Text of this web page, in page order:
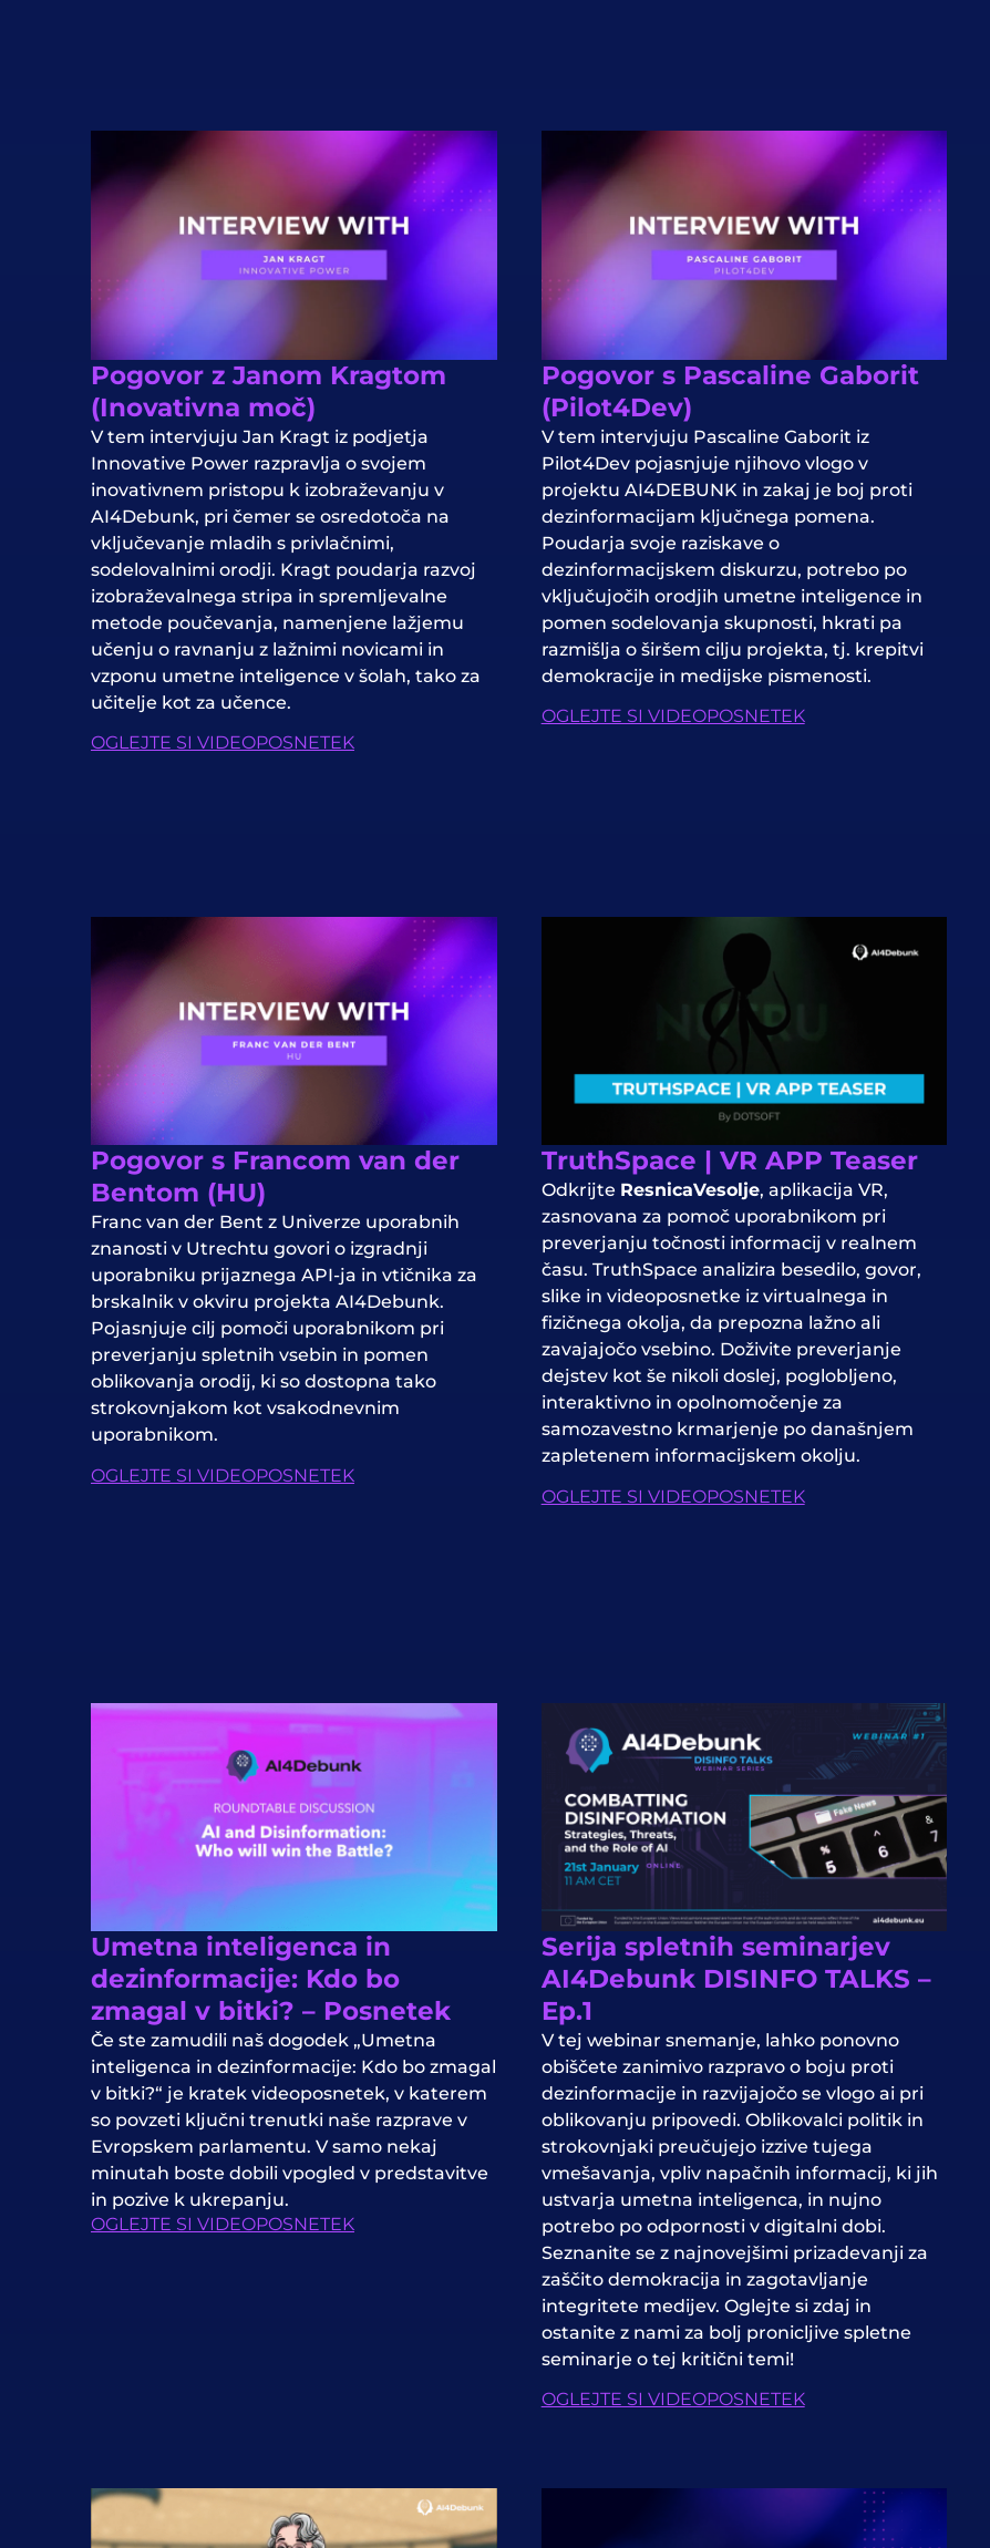
Pogovor z Janom Kragtom
(Inovativna moč)
V tem intervjuju Jan Kragt iz podjetja
Innovative Power razpravlja o svojem
inovativnem pristopu k izobraževanju v
AI4Debunk, pri čemer se osredotoča na
vključevanje mladih s privlačnimi,
sodelovalnimi orodji. Kragt poudarja razvoj
izobraževalnega stripa in spremljevalne
metode poučevanja, namenjene lažjemu
učenju o ravnanju z lažnimi novicami in
vzponu umetne inteligence v šolah, tako za
učitelje kot za učence.
OGLEJTE SI VIDEOPOSNETEK
Pogovor s Pascaline Gaborit
(Pilot4Dev)
V tem intervjuju Pascaline Gaborit iz
Pilot4Dev pojasnjuje njihovo vlogo v
projektu AI4DEBUNK in zakaj je boj proti
dezinformacijam ključnega pomena.
Poudarja svoje raziskave o
dezinformacijskem diskurzu, potrebo po
vključujočih orodjih umetne inteligence in
pomen sodelovanja skupnosti, hkrati pa
razmišlja o širšem cilju projekta, tj. krepitvi
demokracije in medijske pismenosti.
OGLEJTE SI VIDEOPOSNETEK
Pogovor s Francom van der
Bentom (HU)
Franc van der Bent z Univerze uporabnih
znanosti v Utrechtu govori o izgradnji
uporabniku prijaznega API-ja in vtičnika za
brskalnik v okviru projekta AI4Debunk.
Pojasnjuje cilj pomoči uporabnikom pri
preverjanju spletnih vsebin in pomen
oblikovanja orodij, ki so dostopna tako
strokovnjakom kot vsakodnevnim
uporabnikom.
OGLEJTE SI VIDEOPOSNETEK
TruthSpace | VR APP Teaser
Odkrijte ResnicaVesolje, aplikacija VR,
zasnovana za pomoč uporabnikom pri
preverjanju točnosti informacij v realnem
času. TruthSpace analizira besedilo, govor,
slike in videoposnetke iz virtualnega in
fizičnega okolja, da prepozna lažno ali
zavajajočo vsebino. Doživite preverjanje
dejstev kot še nikoli doslej, poglobljeno,
interaktivno in opolnomočenje za
samozavestno krmarjenje po današnjem
zapletenem informacijskem okolju.
OGLEJTE SI VIDEOPOSNETEK
Umetna inteligenca in
dezinformacije: Kdo bo
zmagal v bitki? – Posnetek
Če ste zamudili naš dogodek „Umetna
inteligenca in dezinformacije: Kdo bo zmagal
v bitki?“ je kratek videoposnetek, v katerem
so povzeti ključni trenutki naše razprave v
Evropskem parlamentu. V samo nekaj
minutah boste dobili vpogled v predstavitve
in pozive k ukrepanju.
OGLEJTE SI VIDEOPOSNETEK
Serija spletnih seminarjev
AI4Debunk DISINFO TALKS –
Ep.1
V tej webinar snemanje, lahko ponovno
obiščete zanimivo razpravo o boju proti
dezinformacije in razvijajočo se vlogo aipri
oblikovanju pripovedi. Oblikovalci politik in
strokovnjaki preučujejo izzive tujega
vmešavanja, vpliv napačnih informacij, ki jih
ustvarja umetna inteligenca, in nujno
potrebo po odpornosti v digitalni dobi.
Seznanite se z najnovejšimi prizadevanji za
zaščito demokracija in zagotavljanje
integritete medijev. Oglejte si zdaj in
ostanite z nami za bolj pronicljive spletne
seminarje o tej kritični temi!
OGLEJTE SI VIDEOPOSNETEK